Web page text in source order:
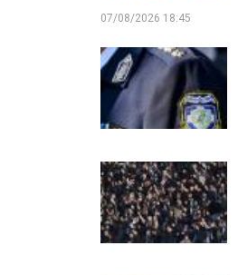
07/08/2026 18:45